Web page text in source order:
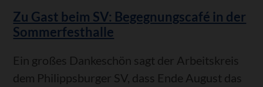
Zu Gast beim SV: Begegnungscafé in der
Sommerfesthalle
Ein großes Dankeschön sagt der Arbeitskreis
dem Philippsburger SV, dass Ende August das